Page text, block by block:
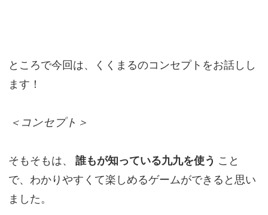
ところで今回は、くくまるのコンセプトをお話しし
ます！
＜コンセプト＞
そもそもは、 誰もが知っている九九を使う こと
で、わかりやすくて楽しめるゲームができると思い
ました。